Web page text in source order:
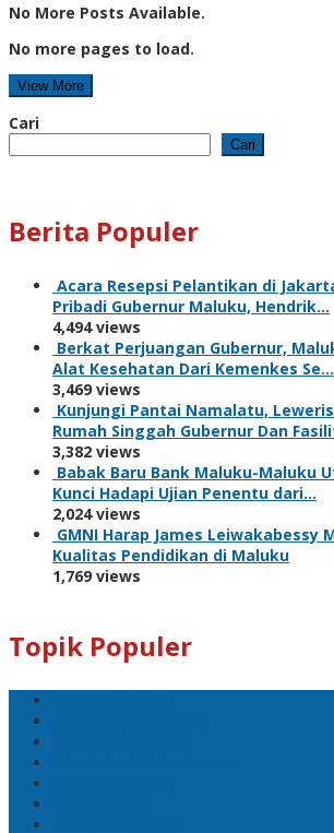
No More Posts Available.
No more pages to load.
View More
Cari
Cari
Berita Populer
Acara Resepsi Pelantikan di
Pribadi Gubernur Maluku, Hendrik…
4,494 views
Berkat Perjuangan Gubernur,
Alat Kesehatan Dari Kemenkes Se…
3,469 views
Kunjungi Pantai Namalatu,
Rumah Singgah Gubernur Dan
3,382 views
Babak Baru Bank Maluku-Maluku
Kunci Hadapi Ujian Penentu dari…
2,024 views
GMNI Harap James Leiwakabessy
Kualitas Pendidikan di Maluku
1,769 views
Topik Populer